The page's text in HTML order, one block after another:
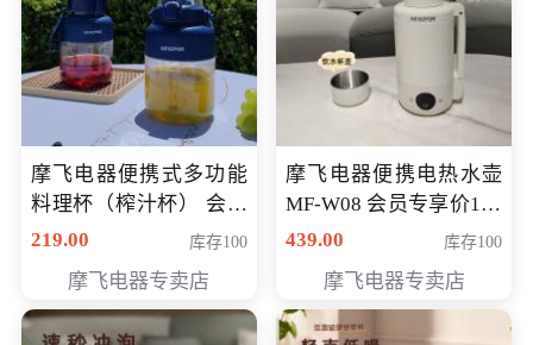
摩飞电器便携式多功能
料理杯（榨汁杯） 会员
专享价118元
219.00 库存100
摩飞电器专卖店
摩飞电器便携电热水壶
MF-W08 会员专享价198
元
439.00 库存100
摩飞电器专卖店